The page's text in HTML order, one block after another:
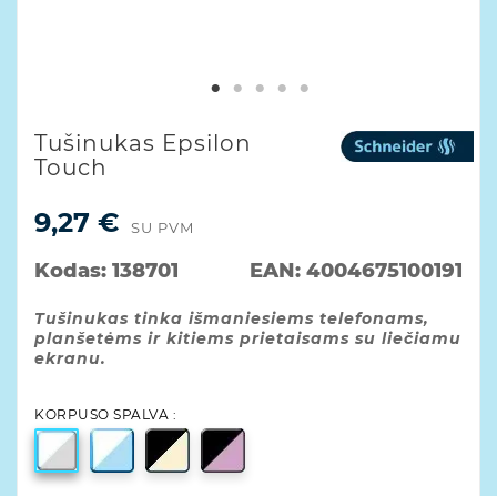
Tušinukas Epsilon
Touch
9,27 € SU PVM
Kodas: 138701 EAN: 4004675100191
Tušinukas tinka išmaniesiems telefonams,
planšetėms ir kitiems prietaisams su liečiamu
ekranu.
KORPUSO SPALVA :